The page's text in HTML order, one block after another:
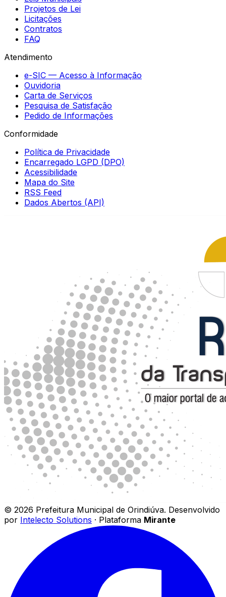
Projetos de Lei
Licitações
Contratos
FAQ
Atendimento
e-SIC — Acesso à Informação
Ouvidoria
Carta de Serviços
Pesquisa de Satisfação
Pedido de Informações
Conformidade
Política de Privacidade
Encarregado LGPD (DPO)
Acessibilidade
Mapa do Site
RSS Feed
Dados Abertos (API)
© 2026 Prefeitura Municipal de Orindiúva. Desenvolvido
por Intelecto Solutions · Plataforma Mirante